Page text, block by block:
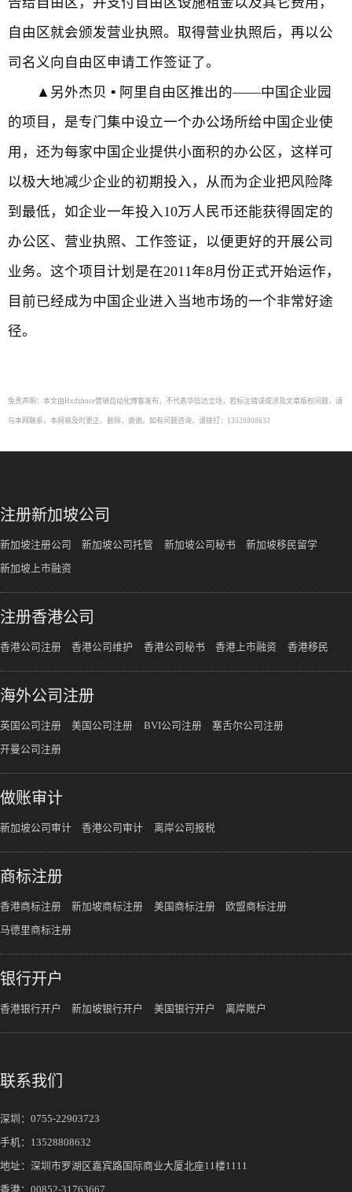
自由区就会颁发营业执照。取得营业执照后，再以公
司名义向自由区申请工作签证了。
▲另外杰贝 ▪ 阿里自由区推出的——中国企业园
的项目，是专门集中设立一个办公场所给中国企业使
用，还为每家中国企业提供小面积的办公区，这样可
以极大地减少企业的初期投入，从而为企业把风险降
到最低，如企业一年投入10万人民币还能获得固定的
办公区、营业执照、工作签证，以便更好的开展公司
业务。这个项目计划是在2011年8月份正式开始运作，
目前已经成为中国企业进入当地市场的一个非常好途
径。
免责声明：本文由Hxdzhuce营销自动化博客发布，不代表华信达立场，若标注错误或涉及文章版权问题，请
与本网联系，本网将及时更正、删除，谢谢。如有问题咨询，请拨打：13528808632
注册新加坡公司
新加坡注册公司 新加坡公司托管 新加坡公司秘书 新加坡移民留学
新加坡上市融资
注册香港公司
香港公司注册 香港公司维护 香港公司秘书 香港上市融资 香港移民
海外公司注册
英国公司注册 美国公司注册 BVI公司注册 塞舌尔公司注册
开曼公司注册
做账审计
新加坡公司审计 香港公司审计 离岸公司报税
商标注册
香港商标注册 新加坡商标注册 美国商标注册 欧盟商标注册
马德里商标注册
银行开户
香港银行开户 新加坡银行开户 美国银行开户 离岸账户
联系我们
深圳： 0755-22903723
手机： 13528808632
地址：深圳市罗湖区嘉宾路国际商业大厦北座11楼1111
香港：00852-31763667